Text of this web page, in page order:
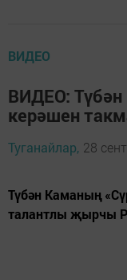
ВИДЕО
ВИДЕО: Түбән
керәшен
Туганайлар, 28
Түбән Каманың
талантлы җырчы